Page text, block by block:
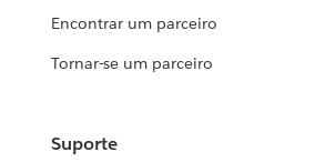
Encontrar um parceiro
Tornar-se um parceiro
Suporte